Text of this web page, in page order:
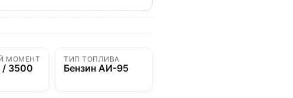
МОМЕНТ
/ 3500
ТИП ТОПЛИВА
Бензин АИ-95